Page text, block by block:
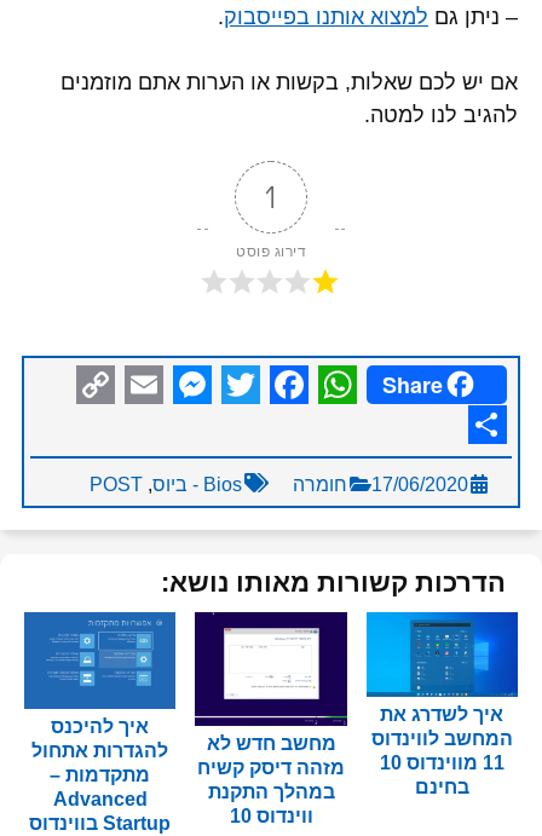
– ניתן גם למצוא אותנו בפייסבוק.
אם יש לכם שאלות, בקשות או הערות אתם מוזמנים
להגיב לנו למטה.
1
דירוג פוסט
Share
Link
Share
17/06/2020 חומרה Bios - ביוס ,
POST
הדרכות קשורות מאותו נושא:
איך לשדרג את
המחשב לווינדוס
11 מווינדוס 10
בחינם
מחשב חדש לא
מזהה דיסק קשיח
במהלך התקנת
ווינדוס 10
איך להיכנס
להגדרות אתחול
מתקדמות –
Advanced
Startup בווינדוס